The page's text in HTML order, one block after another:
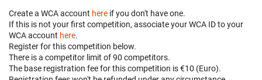
Create a WCA account here if you don't have one.
If this is not your first competition, associate your WCA ID to your
WCA account here.
Register for this competition below.
There is a competitor limit of 90 competitors.
The base registration fee for this competition is €10 (Euro).